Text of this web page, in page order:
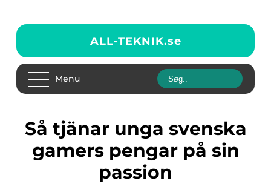
ALL-TEKNIK.se
Menu
Så tjänar unga svenska
gamers pengar på sin
passion